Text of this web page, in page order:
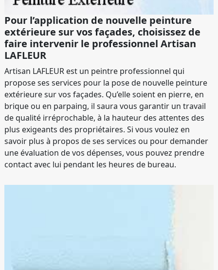
Pour l’application de nouvelle peinture
extérieure sur vos façades, choisissez de
faire intervenir le professionnel Artisan
LAFLEUR
Artisan LAFLEUR est un peintre professionnel qui
propose ses services pour la pose de nouvelle peinture
extérieure sur vos façades. Qu’elle soient en pierre, en
brique ou en parpaing, il saura vous garantir un travail
de qualité irréprochable, à la hauteur des attentes des
plus exigeants des propriétaires. Si vous voulez en
savoir plus à propos de ses services ou pour demander
une évaluation de vos dépenses, vous pouvez prendre
contact avec lui pendant les heures de bureau.